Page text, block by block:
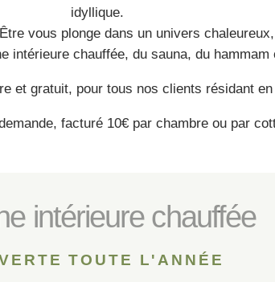
idyllique.
vous plonge dans un univers
intérieure chauffée, du sauna, du
et gratuit, pour tous nos clients résidant
facturé 10€ par chambre ou par
intérieure chauffée
TOUTE L'ANNÉE